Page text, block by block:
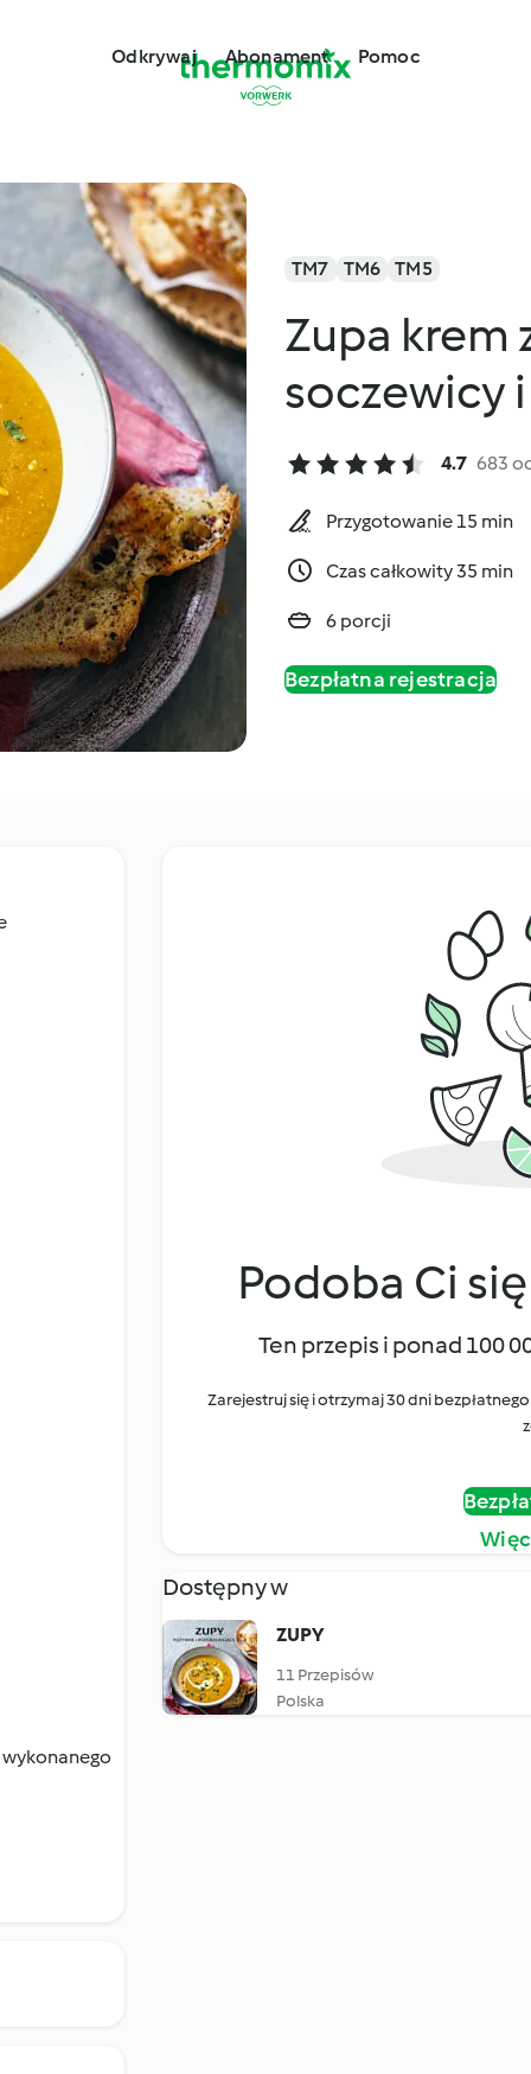
Odkrywaj Abonament Pomoc
TM7 TM6 TM5
Zupa krem
soczewicy
4.7 683
Przygotowanie 15 min
Czas całkowity 35 min
6 porcji
Bezpłatna rejestracja
Podoba Ci
Ten przepis i ponad 100
Zarejestruj się i otrzymaj 30 dni
Dostępny w
ZUPY
11 Przepisów
Polska